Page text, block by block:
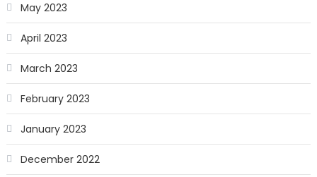
May 2023
April 2023
March 2023
February 2023
January 2023
December 2022